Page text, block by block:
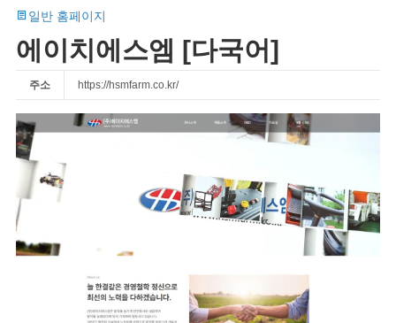
일반 홈페이지
에이치에스엠 [다국어]
주소 https://hsmfarm.co.kr/